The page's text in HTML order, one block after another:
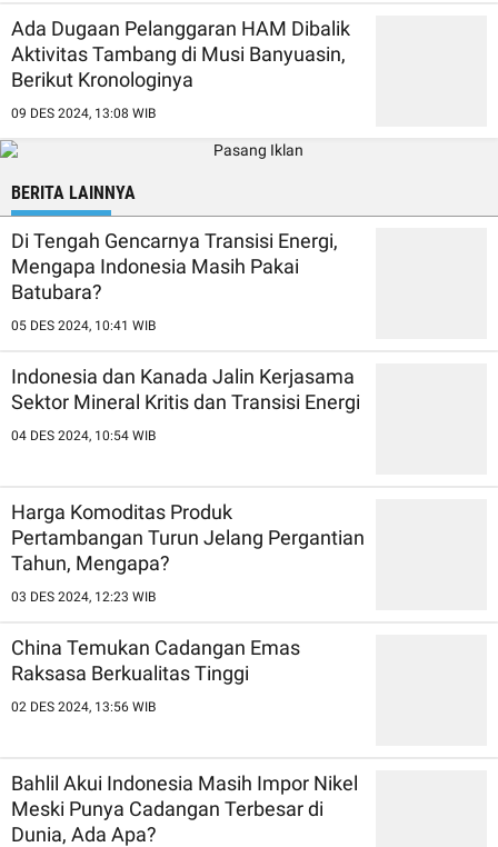
Ada Dugaan Pelanggaran HAM Dibalik
Aktivitas Tambang di Musi Banyuasin,
Berikut Kronologinya
09 DES 2024, 13:08 WIB
BERITA LAINNYA
Di Tengah Gencarnya Transisi Energi,
Mengapa Indonesia Masih Pakai
Batubara?
05 DES 2024, 10:41 WIB
Indonesia dan Kanada Jalin Kerjasama
Sektor Mineral Kritis dan Transisi Energi
04 DES 2024, 10:54 WIB
Harga Komoditas Produk
Pertambangan Turun Jelang Pergantian
Tahun, Mengapa?
03 DES 2024, 12:23 WIB
China Temukan Cadangan Emas
Raksasa Berkualitas Tinggi
02 DES 2024, 13:56 WIB
Bahlil Akui Indonesia Masih Impor Nikel
Meski Punya Cadangan Terbesar di
Dunia, Ada Apa?